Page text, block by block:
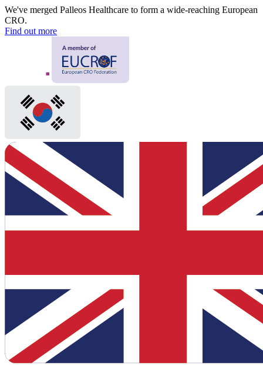
We've merged Palleos Healthcare to form a wide-reaching European
CRO.
Find out more